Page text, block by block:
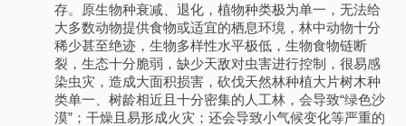
存。原生物种衰减、退化，植物种类极为单一，无法给
大多数动物提供食物或适宜的栖息环境，林中动物十分
稀少甚至绝迹，生物多样性水平极低，生物食物链断
裂，生态十分脆弱，缺少天敌对虫害进行控制，很易感
染虫灾，造成大面积损害，砍伐天然林种植大片树木种
类单一、树龄相近且十分密集的人工林，会导致“绿色沙
漠”；干燥且易形成火灾；还会导致小气候变化等严重的